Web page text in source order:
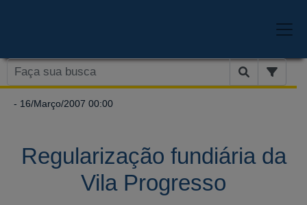
- 16/Março/2007 00:00
Regularização fundiária da
Vila Progresso